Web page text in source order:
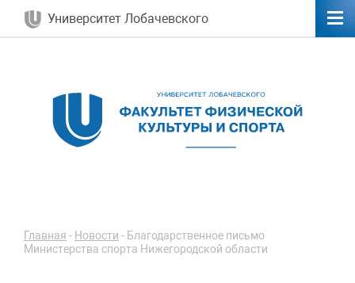
Университет Лобачевского
Главная - Новости - Благодарственное письмо
Министерства спорта Нижегородской области